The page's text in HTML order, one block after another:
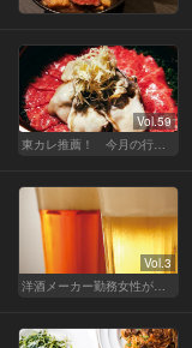
Vol.59
Vol.3